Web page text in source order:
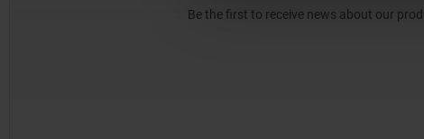
Be the first to receive news about our